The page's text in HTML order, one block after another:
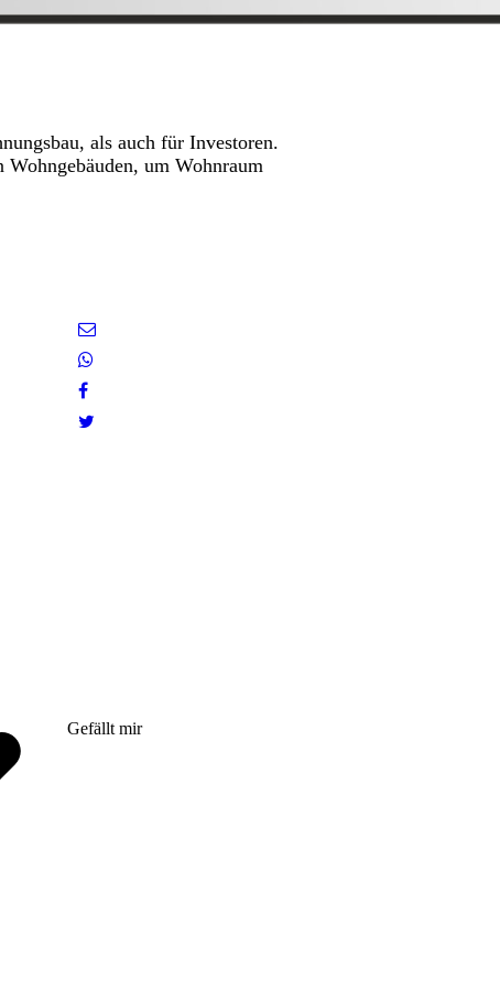
als auch für Investoren.
um Wohnraum
Gefällt mir